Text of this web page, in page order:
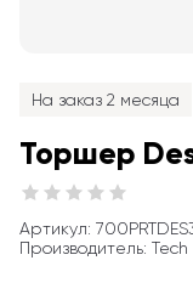
На заказ 2 месяца
Торшер
Артикул:
Производитель: